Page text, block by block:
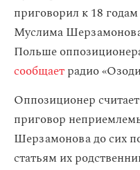
приговорил к 18
Муслима
Польше
сообщаетрадио
Оппозиционер
приговор
Шерзамонова до сих
статьям их